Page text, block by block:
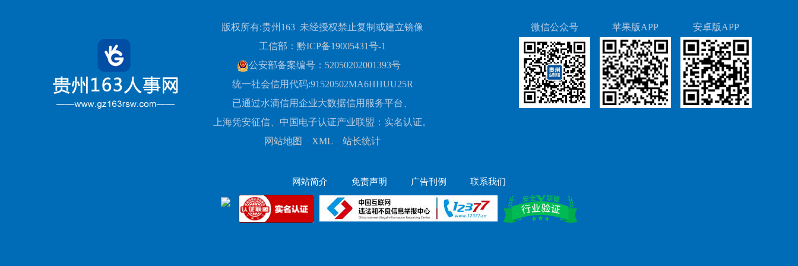
版权所有:贵州163 未经授权禁止复制或建立镜像
工信部： 黔ICP备19005431号-1
公安部备案编号： 52050202001393号
统一社会信用代码:91520502MA6HHUU25R
已通过水滴信用企业大数据信用服务平台、
上海凭安征信、中国电子认证产业联盟：实名认证。
网站地图
XML 站长统计
微信公众号 苹果版APP 安卓版APP
网站简介 免责声明 广告刊例 联系我们